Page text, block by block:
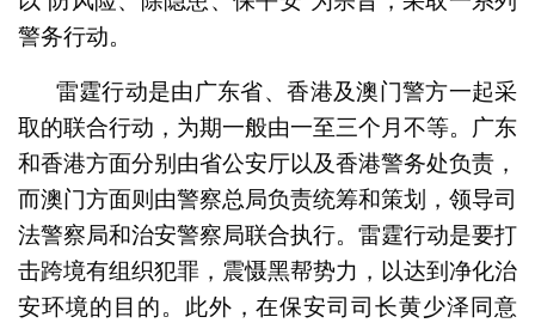
警务行动。
雷霆行动是由广东省、香港及澳门警方一起采
取的联合行动，为期一般由一至三个月不等。广东
和香港方面分别由省公安厅以及香港警务处负责，
而澳门方面则由警察总局负责统筹和策划，领导司
法警察局和治安警察局联合执行。雷霆行动是要打
击跨境有组织犯罪，震慑黑帮势力，以达到净化治
安环境的目的。此外，在保安司司长黄少泽同意